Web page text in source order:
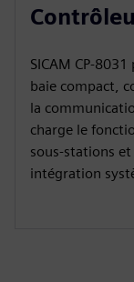
SICAM
baie compact,
la
charge le
sous-stations
intégration